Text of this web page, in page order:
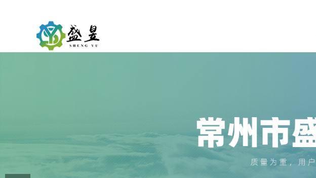
公司首页
在线留言